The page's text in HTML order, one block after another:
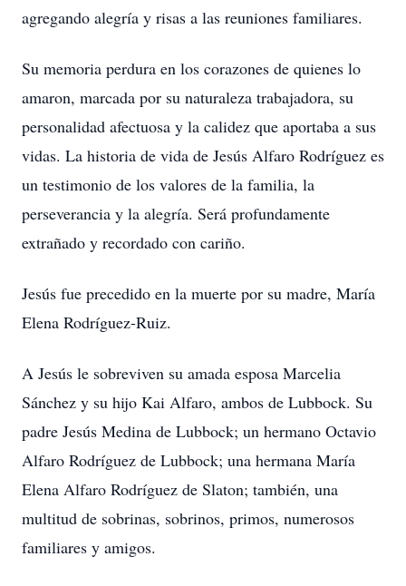
agregando alegría y risas a las reuniones familiares.
Su memoria perdura en los corazones de quienes lo
amaron, marcada por su naturaleza trabajadora, su
personalidad afectuosa y la calidez que aportaba a sus
vidas. La historia de vida de Jesús Alfaro Rodríguez es
un testimonio de los valores de la familia, la
perseverancia y la alegría. Será profundamente
extrañado y recordado con cariño.
Jesús fue precedido en la muerte por su madre, María
Elena Rodríguez-Ruiz.
A Jesús le sobreviven su amada esposa Marcelia
Sánchez y su hijo Kai Alfaro, ambos de Lubbock. Su
padre Jesús Medina de Lubbock; un hermano Octavio
Alfaro Rodríguez de Lubbock; una hermana María
Elena Alfaro Rodríguez de Slaton; también, una
multitud de sobrinas, sobrinos, primos, numerosos
familiares y amigos.